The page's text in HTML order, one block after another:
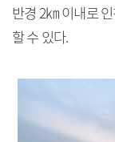
반경 2㎞ 이내로
할 수 있다.